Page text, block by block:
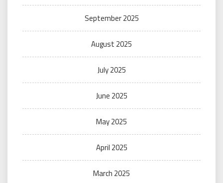
September 2025
August 2025
July 2025
June 2025
May 2025
April 2025
March 2025